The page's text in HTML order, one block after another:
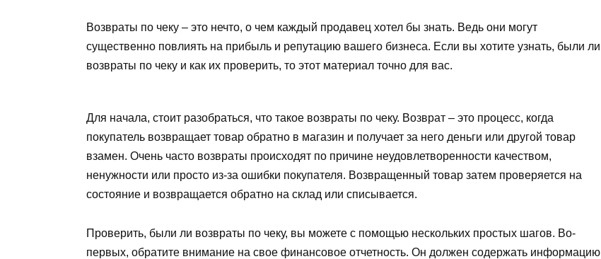
Возвраты по чеку – это нечто, о чем каждый продавец хотел бы знать. Ведь они могут
существенно повлиять на прибыль и репутацию вашего бизнеса. Если вы хотите узнать, были ли
возвраты по чеку и как их проверить, то этот материал точно для вас.
Для начала, стоит разобраться, что такое возвраты по чеку. Возврат – это процесс, когда
покупатель возвращает товар обратно в магазин и получает за него деньги или другой товар
взамен. Очень часто возвраты происходят по причине неудовлетворенности качеством,
ненужности или просто из-за ошибки покупателя. Возвращенный товар затем проверяется на
состояние и возвращается обратно на склад или списывается.
Проверить, были ли возвраты по чеку, вы можете с помощью нескольких простых шагов. Во-
первых, обратите внимание на свое финансовое отчетность. Он должен содержать информацию